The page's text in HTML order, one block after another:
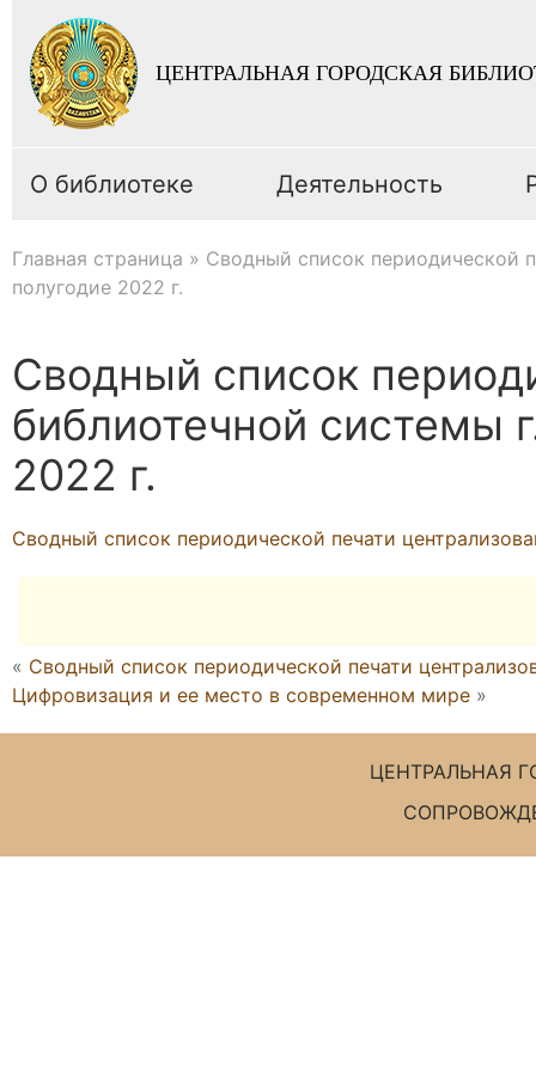
ЦЕНТРАЛЬНАЯ ГОРОДСКАЯ
О библиотеке Деятельность
Главная страница » Сводный список периодической
полугодие 2022 г.
Сводный список
библиотечной системы
2022 г.
Сводный список периодической печати
« Сводный список периодической печати
Цифровизация и ее место в современном мире »
ЦЕНТРАЛЬНАЯ